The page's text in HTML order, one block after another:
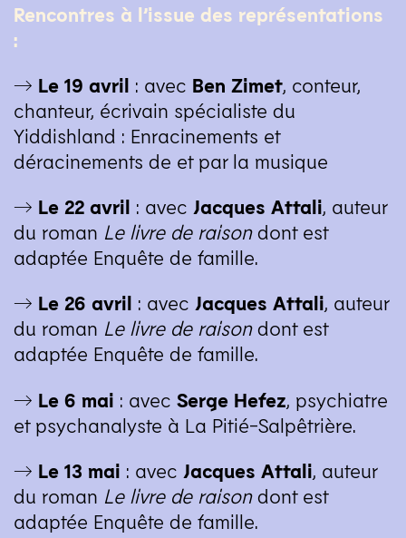
Rencontres à l’issue des représentations
:
→ Le 19 avril : avec Ben Zimet, conteur,
chanteur, écrivain spécialiste du
Yiddishland : Enracinements et
déracinements de et par la musique
→ Le 22 avril : avec Jacques Attali, auteur
du roman Le livre de raisondont est
adaptée Enquête de famille.
→ Le 26 avril : avec Jacques Attali, auteur
du roman Le livre de raisondont est
adaptée Enquête de famille.
→ Le 6 mai : avec Serge Hefez, psychiatre
et psychanalyste à La Pitié-Salpêtrière.
→ Le 13 mai : avec Jacques Attali, auteur
du roman Le livre de raisondont est
adaptée Enquête de famille.